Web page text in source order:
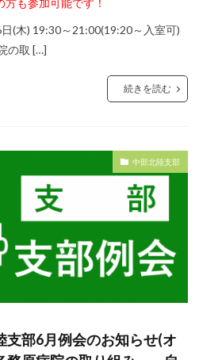
も参加可能です！
(木) 19:30～21:00(19:20～入室可)
の取 […]
続きを読む
中部北陸支部
支部6月例会のお知らせ(オ